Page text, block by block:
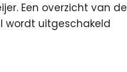
Een overzicht van de
wordt uitgeschakeld